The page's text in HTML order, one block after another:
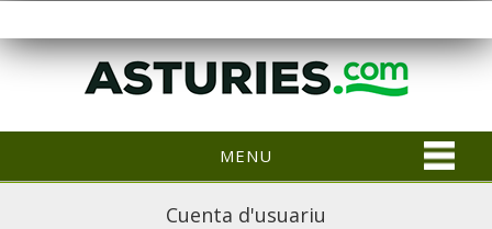
MENU
Cuenta d'usuariu